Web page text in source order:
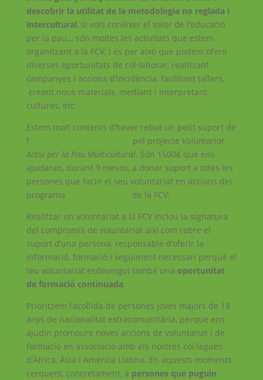
descobrir la utilitat de la metodologia no reglada i
intercultural, si vols conèixer el valor de l’educació
per la pau… són moltes les activitats que estem
organitzant a la FCV, i és per això que podem oferir
diverses oportunitats de col·laborar, realitzant
campanyes i accions d’incidència, facilitant tallers,
creant nous materials, mediant i interpretant
cultures, etc.
Estem molt contents d’haver rebut un petit suport de
l’Ajuntament pel projecte Voluntariat
Actiu per la Pau Multicultural. Són 1500€ que ens
ajudaran, durant 9 mesos, a donar suport a totes les
persones que facin el seu voluntariat en accions del
programa
de la FCV.
Realitzar un voluntariat a la FCV inclou la signatura
del compromís de voluntariat així com rebre el
suport d’una persona, responsable d’oferir la
informació, formació i seguiment necessari perquè el
teu voluntariat esdevingui també una oportunitat
de formació continuada.
Prioritzem l’acollida de persones joves majors de 18
anys de nacionalitat extracomunitària, perquè ens
ajudin promoure noves accions de voluntariat i de
formació en associació amb els nostres col·legues
d’Àfrica, Àsia i Amèrica Llatina. En aquests moments
cerquem, concretament, a persones que puguin